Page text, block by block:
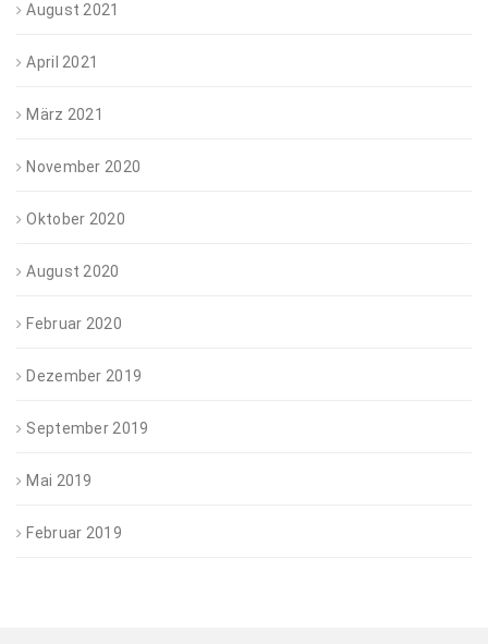
August 2021
April 2021
März 2021
November 2020
Oktober 2020
August 2020
Februar 2020
Dezember 2019
September 2019
Mai 2019
Februar 2019